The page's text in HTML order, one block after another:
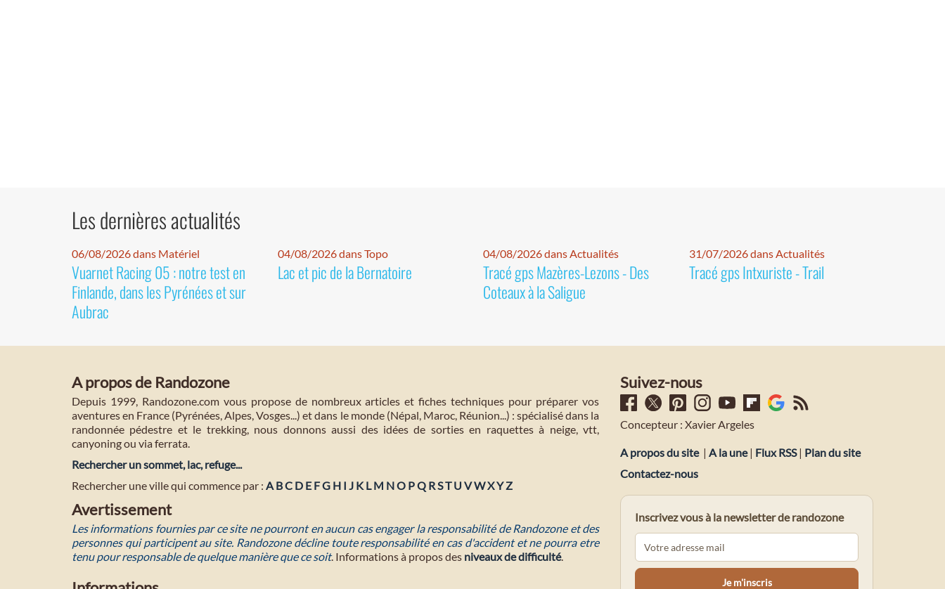
Les dernières actualités
06/08/2026 dans Matériel
Vuarnet Racing 05 : notre test en
Finlande, dans les Pyrénées et sur
Aubrac
04/08/2026 dans Topo
Lac et pic de la Bernatoire
04/08/2026 dans Actualités
Tracé gps Mazères-Lezons - Des
Coteaux à la Saligue
31/07/2026 dans Actualités
Tracé gps Intxuriste - Trail
A propos de Randozone
Depuis 1999, Randozone.com vous propose de nombreux articles et fiches techniques pour préparer vos
aventures en France (Pyrénées, Alpes, Vosges...) et dans le monde (Népal, Maroc, Réunion...) : spécialisé dans la
randonnée pédestre et le trekking, nous donnons aussi des idées de sorties en raquettes à neige, vtt,
canyoning ou via ferrata.
Rechercher un sommet, lac, refuge...
Rechercher une ville qui commence par : A BC D E FG H I J K L M NO PQ RST U VWXYZ
Avertissement
Les informations fournies par ce site ne pourront en aucun cas engager la responsabilité de Randozone et des
personnes qui participent au site. Randozone décline toute responsabilité en cas d'accident et ne pourra etre
tenu pour responsable de quelque manière que ce soit. Informations à propos des niveaux de difficulté.
Suivez-nous
Concepteur : Xavier Argeles
A propos du site | A la une| Flux RSS| Plan du site
Contactez-nous
Inscrivez vous à la newsletter de randozone